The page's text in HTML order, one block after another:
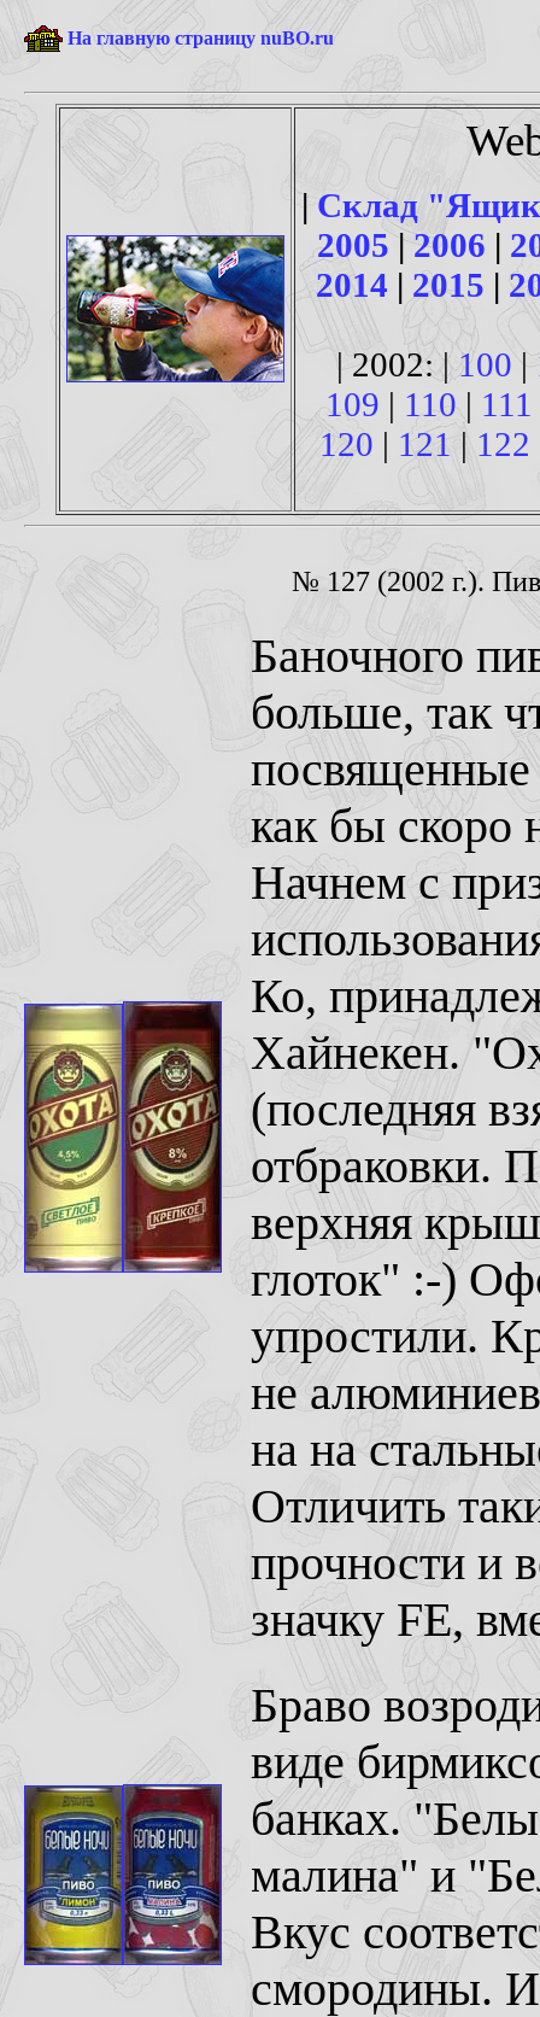
На главную страницу nuBO.ru
| Склад
2005|2006 |
2014 | 2015 |
| 2002: | 100 |
109 | 110| 111
120 | 121 | 122
№ 127 (2002 г.).
Баночного
больше, так
посвященные
как бы скоро
Начнем с
Ко,
Хайнекен.
(последняя
отбраковки.
верхняя
глоток" :-)
упростили.
не
на на
Отличить
прочности и
значку FE,
Браво
виде
банках.
малина" и
Вкус
смородины.